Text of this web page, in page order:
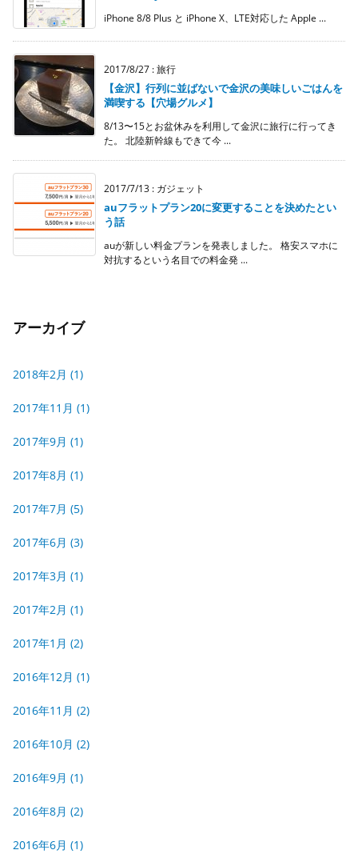
iPhone 8/8 Plus と iPhone X、LTE対応した Apple ...
2017/8/27 :旅行
【金沢】行列に並ばないで金沢の美味しいごはんを
満喫する【穴場グルメ】
8/13〜15とお盆休みを利用して金沢に旅行に行ってき
た。 北陸新幹線もできて今 ...
2017/7/13 : ガジェット
auフラットプラン20に変更することを決めたとい
う話
auが新しい料金プランを発表しました。 格安スマホに
対抗するという名目での料金発 ...
アーカイブ
2018年2月 (1)
2017年11月 (1)
2017年9月 (1)
2017年8月 (1)
2017年7月 (5)
2017年6月 (3)
2017年3月 (1)
2017年2月 (1)
2017年1月 (2)
2016年12月 (1)
2016年11月 (2)
2016年10月 (2)
2016年9月 (1)
2016年8月 (2)
2016年6月 (1)